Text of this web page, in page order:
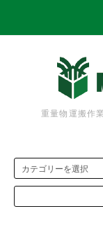
重量物運搬作